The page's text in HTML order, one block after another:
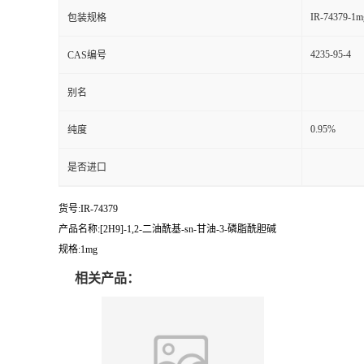
包装规格 IR-74379-
CAS编号 4235-95-4
别名
纯度 0.95%
是否进口
货号:IR-74379
产品名称:[2H9]-1,2-二油酰基-sn-甘油-3-磷脂酰胆碱
规格:1mg
相关产品：